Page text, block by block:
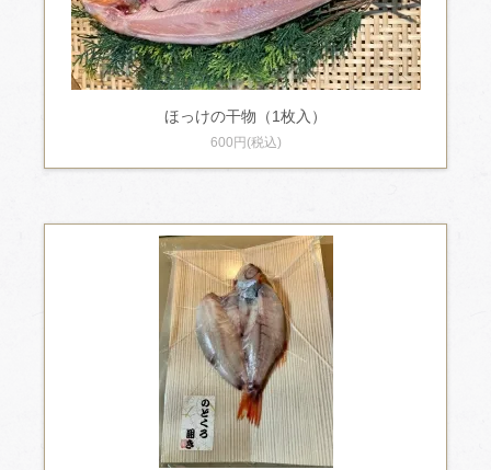
ほっけの干物（1枚入）
600円(税込)